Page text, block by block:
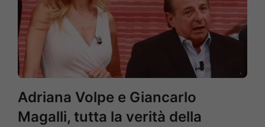
Adriana Volpe e Giancarlo
Magalli, tutta la verità della